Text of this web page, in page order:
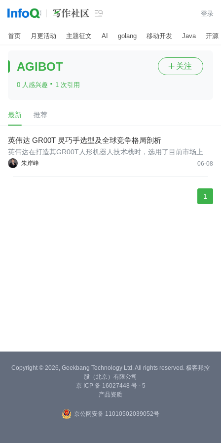
 登录
首页 月更活动 主题征文 AI golang 移动开发 Java 开源
AGIBOT
0 人感兴趣 · 1 次引用
 关注
最新 推荐
英伟达 GR00T 灵巧手选型及全球竞争格局剖析
朱岸峰 06-08
英伟达在打造其GR00T人形机器人技术栈时，选用了目前市场上最
昂贵的灵巧手之一。还有哪些玩家正在这一赛道展开角逐？
1
Copyright © 2026, Geekbang Technology Ltd. All rights reserved. 极客邦控
股（北京）有限公司
京 ICP 备 16027448 号 - 5
产品资质
京公网安备 11010502039052号